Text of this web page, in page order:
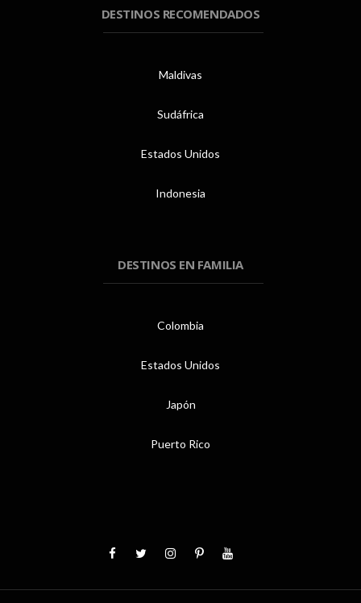
DESTINOS RECOMENDADOS
Maldivas
Sudáfrica
Estados Unidos
Indonesia
DESTINOS EN FAMILIA
Colombia
Estados Unidos
Japón
Puerto Rico